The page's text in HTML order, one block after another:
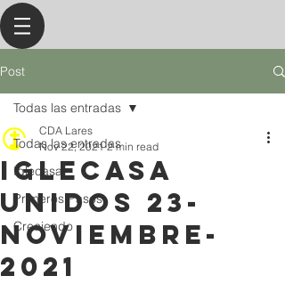
Post
Todas las entradas
Iglecasa
Primeros Pasos
Creciendo
Todas las entradas
IGLECASA
UNIDOS 23-
NOVIEMBRE-
2021
CDA Lares
Nov 22, 2021 2 min read